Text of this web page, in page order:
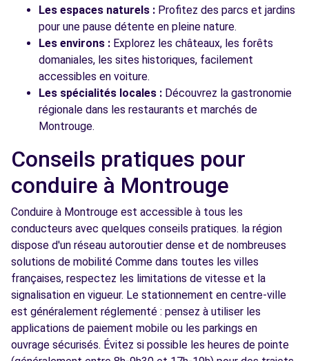
Les espaces naturels : Profitez des parcs et jardins
pour une pause détente en pleine nature.
Les environs : Explorez les châteaux, les forêts
domaniales, les sites historiques, facilement
accessibles en voiture.
Les spécialités locales : Découvrez la gastronomie
régionale dans les restaurants et marchés de
Montrouge.
Conseils pratiques pour
conduire à Montrouge
Conduire à Montrouge est accessible à tous les
conducteurs avec quelques conseils pratiques. la région
dispose d'un réseau autoroutier dense et de nombreuses
solutions de mobilité Comme dans toutes les villes
françaises, respectez les limitations de vitesse et la
signalisation en vigueur. Le stationnement en centre-ville
est généralement réglementé : pensez à utiliser les
applications de paiement mobile ou les parkings en
ouvrage sécurisés. Évitez si possible les heures de pointe